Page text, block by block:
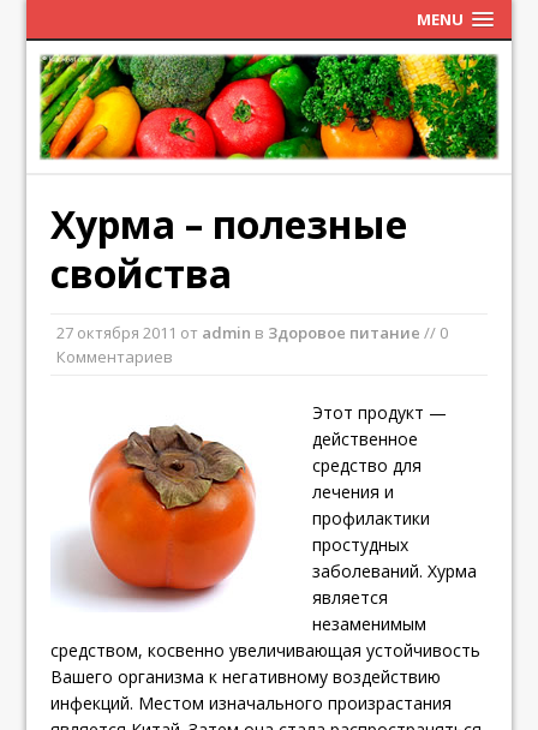
MENU
Хурма – полезные
свойства
27 октября 2011 от admin в Здоровое питание // 0
Комментариев
Этот продукт —
действенное
средство для
лечения и
профилактики
простудных
заболеваний. Хурма
является
незаменимым
средством, косвенно увеличивающая устойчивость
Вашего организма к негативному воздействию
инфекций. Местом изначального произрастания